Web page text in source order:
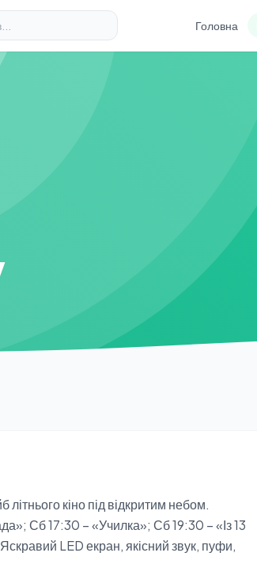
Головна
кіно під відкритим небом.
Сб 17:30 – «Училка»; Сб 19:30 – «Із 13
LED екран, якісний звук, пуфи,